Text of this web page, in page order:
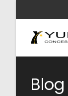
contenido
Blog